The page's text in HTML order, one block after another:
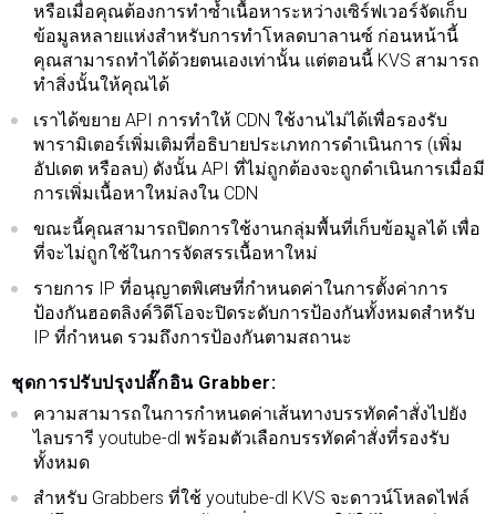
หรือเมื่อคุณต้องการทำซ้ำเนื้อหาระหว่างเซิร์ฟเวอร์จัดเก็บ
ข้อมูลหลายแห่งสำหรับการทำโหลดบาลานซ์ ก่อนหน้านี้
คุณสามารถทำได้ด้วยตนเองเท่านั้น แต่ตอนนี้ KVS สามารถ
ทำสิ่งนั้นให้คุณได้
เราได้ขยาย API การทำให้ CDN ใช้งานไม่ได้เพื่อรองรับ
พารามิเตอร์เพิ่มเติมที่อธิบายประเภทการดำเนินการ (เพิ่ม
อัปเดต หรือลบ) ดังนั้น API ที่ไม่ถูกต้องจะถูกดำเนินการเมื่อมี
การเพิ่มเนื้อหาใหม่ลงใน CDN
ขณะนี้คุณสามารถปิดการใช้งานกลุ่มพื้นที่เก็บข้อมูลได้ เพื่อ
ที่จะไม่ถูกใช้ในการจัดสรรเนื้อหาใหม่
รายการ IP ที่อนุญาตพิเศษที่กำหนดค่าในการตั้งค่าการ
ป้องกันฮอตลิงค์วิดีโอจะปิดระดับการป้องกันทั้งหมดสำหรับ
IP ที่กำหนด รวมถึงการป้องกันตามสถานะ
ชุดการปรับปรุงปลั๊กอิน Grabber:
ความสามารถในการกำหนดค่าเส้นทางบรรทัดคำสั่งไปยัง
ไลบรารี youtube-dl พร้อมตัวเลือกบรรทัดคำสั่งที่รองรับ
ทั้งหมด
สำหรับ Grabbers ที่ใช้ youtube-dl KVS จะดาวน์โหลดไฟล์